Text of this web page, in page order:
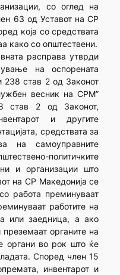
со оглед на
63 од Уставот на СР
која со средствата
како со општествени.
расправа утврди
на оспорената
238 став 2 од Законот
весник на СРМ”
став 2 од Законот,
и другите
средствата за
на самоуправните
политичките
и организации што
на СР Македонија се
работа преминуваат
работите на
или заедница, а ако
преземаат органите на
органи во рок што ќе
Според член 15
инвентарот и